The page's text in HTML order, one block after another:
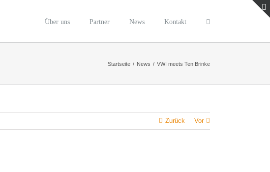
Über uns Partner News Kontakt
Startseite / News / VWI meets Ten Brinke
Zurück Vor